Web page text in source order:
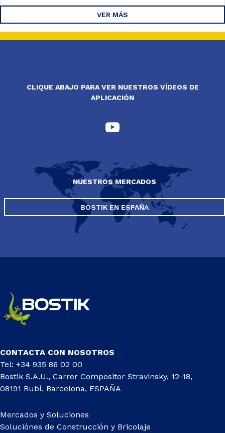
VER MÁS
CLIQUE ABAJO PARA VER NUESTROS VÍDEOS DE
APLICACIÓN
NUESTROS MERCADOS
BOSTIK EN ESPAÑA
CONTACTA CON NOSOTROS
Tel: +34 935 86 02 00
Bostik S.A.U., Carrer Compositor Stravinsky, 12-18,
08191 Rubí, Barcelona, ESPAÑA
Mercados y Soluciones
Soluciónes de Construcción y Bricolaje